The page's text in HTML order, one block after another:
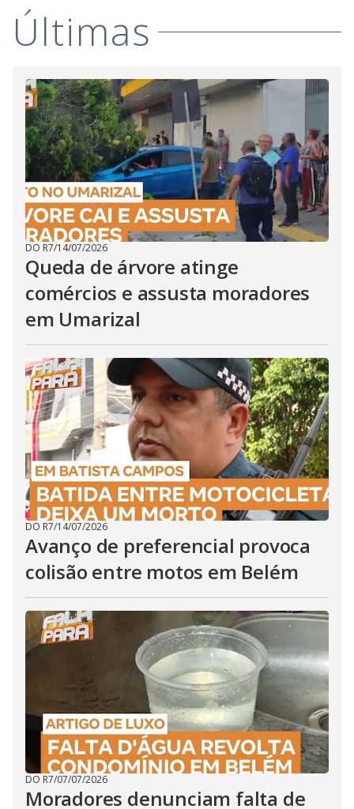
Últimas
DO R7/14/07/2026
Queda de árvore atinge
comércios e assusta moradores
em Umarizal
DO R7/14/07/2026
Avanço de preferencial provoca
colisão entre motos em Belém
DO R7/07/07/2026
Moradores denunciam falta de